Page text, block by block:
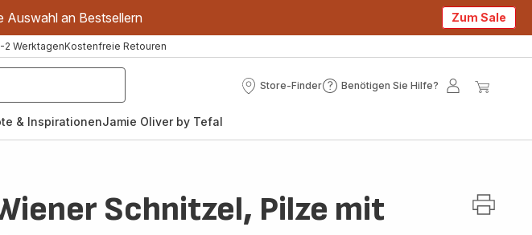
Auswahl an Bestsellern Zum Sale
2 WerktagenKostenfreie Retouren
Store-Finder
Store-
Benötigen Sie Hilfe?
Benötigen
Mein
& InspirationenJamie Oliver by Tefal
Schnitzel, Pilze mit